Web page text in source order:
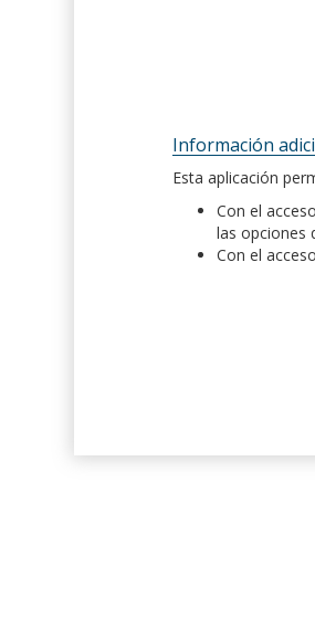
Información
Esta aplicación
Con el
las opciones
Con el